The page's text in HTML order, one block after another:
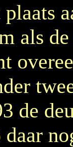
als
de